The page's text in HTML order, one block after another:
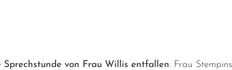
Sprechstunde von Frau Willis entfallen. Frau Stempins